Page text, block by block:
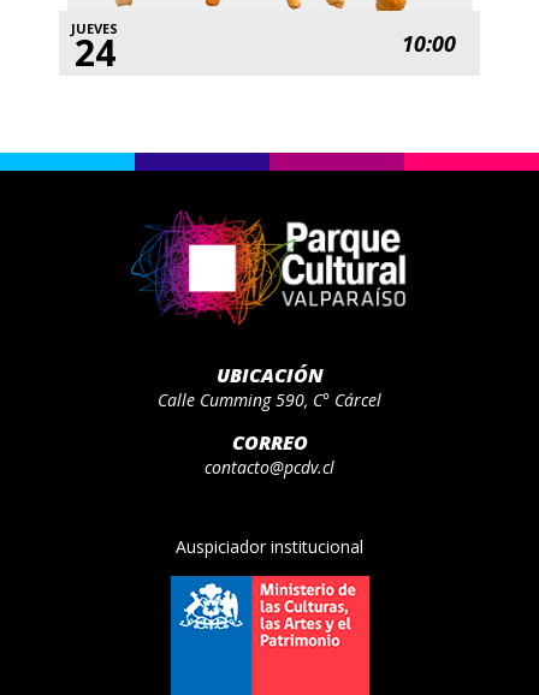
JUEVES
24 10:00
UBICACIÓN
Calle Cumming 590, C° Cárcel
CORREO
contacto@pcdv.cl
Auspiciador institucional